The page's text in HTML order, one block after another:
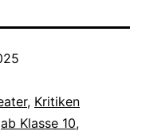
, Kritiken
ab Klasse 10,